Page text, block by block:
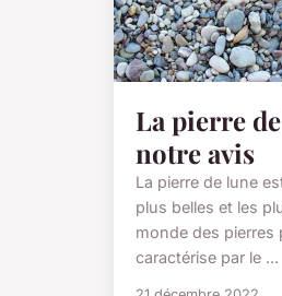
La pierre
notre avis
La pierre de lune
plus belles et les
monde des pierres
caractérise par le ...